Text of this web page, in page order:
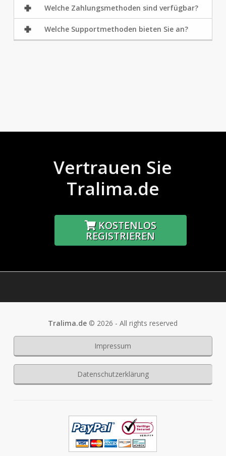
Welche Zahlungsmethoden sind verfügbar?
Welche Supportmethoden bieten Sie an?
Vertrauen Sie
Tralima.de
KOSTENLOS
REGISTRIEREN
Tralima.de © 2026 - All rights reserved
Impressum
Datenschutzerklärung